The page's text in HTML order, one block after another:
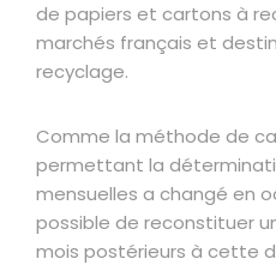
de papiers et cartons à
marchés français et
recyclage.
Comme la méthode de
permettant la
mensuelles a changé en
possible de reconstituer
mois postérieurs à cette